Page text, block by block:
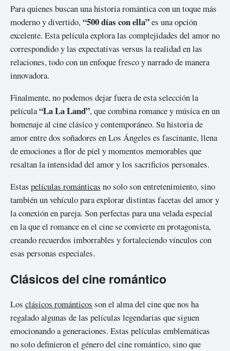
Para quienes buscan una historia romántica con un toque más
moderno y divertido,“500 días con ella”es una opción
excelente. Esta película explora las complejidades del amor no
correspondido y las expectativas versus la realidad en las
relaciones, todo con un enfoque fresco y narrado de manera
innovadora.
Finalmente, no podemos dejar fuera de esta selección la
película“La La Land”, que combina romance y música en un
homenaje al cine clásico y contemporáneo. Su historia de
amor entre dos soñadores en Los Ángeles es fascinante, llena
de emociones a flor de piel y momentos memorables que
resaltan la intensidad del amor y los sacrificios personales.
Estas películas románticas no solo son entretenimiento, sino
también un vehículo para explorar distintas facetas del amor y
la conexión en pareja. Son perfectas para una velada especial
en la que el romance en el cine se convierte en protagonista,
creando recuerdos imborrables y fortaleciendo vínculos con
esas personas especiales.
Clásicos del cine romántico
Los clásicos románticos son el alma del cine que nos ha
regalado algunas de las películas legendarias que siguen
emocionando a generaciones. Estas películas emblemáticas
no solo definieron el género del cine romántico, sino que